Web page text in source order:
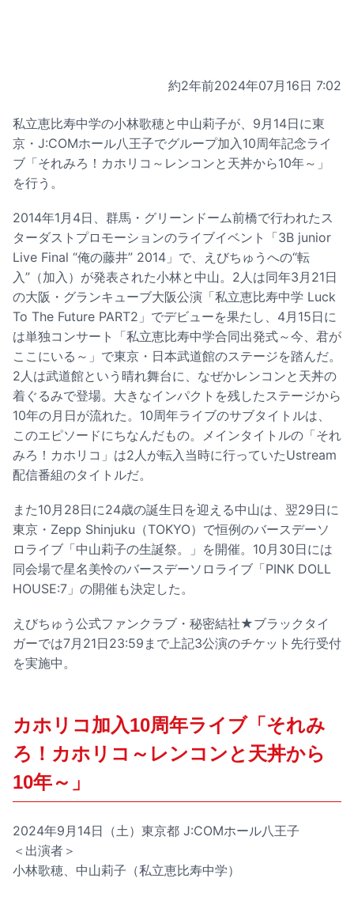
約2年前2024年07月16日 7:02
私立恵比寿中学の小林歌穂と中山莉子が、9月14日に東
京・J:COMホール八王子でグループ加入10周年記念ライ
ブ「それみろ！カホリコ～レンコンと天丼から10年～」
を行う。
2014年1月4日、群馬・グリーンドーム前橋で行われたス
ターダストプロモーションのライブイベント「3B junior
Live Final “俺の藤井” 2014」で、えびちゅうへの“転
入”（加入）が発表された小林と中山。2人は同年3月21日
の大阪・グランキューブ大阪公演「私立恵比寿中学 Luck
To The Future PART2」でデビューを果たし、4月15日に
は単独コンサート「私立恵比寿中学合同出発式～今、君が
ここにいる～」で東京・日本武道館のステージを踏んだ。
2人は武道館という晴れ舞台に、なぜかレンコンと天丼の
着ぐるみで登場。大きなインパクトを残したステージから
10年の月日が流れた。10周年ライブのサブタイトルは、
このエピソードにちなんだもの。メインタイトルの「それ
みろ！カホリコ」は2人が転入当時に行っていたUstream
配信番組のタイトルだ。
また10月28日に24歳の誕生日を迎える中山は、翌29日に
東京・Zepp Shinjuku（TOKYO）で恒例のバースデーソ
ロライブ「中山莉子の生誕祭。」を開催。10月30日には
同会場で星名美怜のバースデーソロライブ「PINK DOLL
HOUSE:7」の開催も決定した。
えびちゅう公式ファンクラブ・秘密結社★ブラックタイ
ガーでは7月21日23:59まで上記3公演のチケット先行受付
を実施中。
カホリコ加入10周年ライブ「それみ
ろ！カホリコ～レンコンと天丼から
10年～」
2024年9月14日（土）東京都 J:COMホール八王子
＜出演者＞
小林歌穂、中山莉子（私立恵比寿中学）